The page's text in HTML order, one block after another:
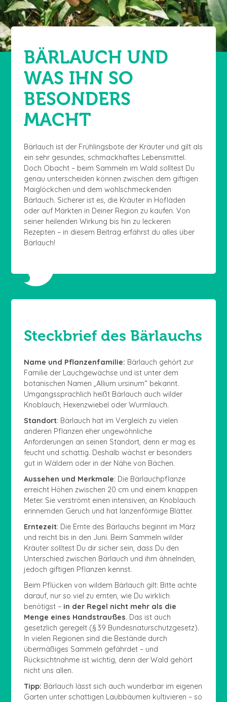
BÄRLAUCH UND
WAS IHN SO
BESONDERS
MACHT
Bärlauch ist der Frühlingsbote der Kräuter und gilt als
ein sehr gesundes, schmackhaftes Lebensmittel.
Doch Obacht – beim Sammeln im Wald solltest Du
genau unterscheiden können zwischen dem giftigen
Maiglöckchen und dem wohlschmeckenden
Bärlauch. Sicherer ist es, die Kräuter in Hofläden
oder auf Märkten in Deiner Region zu kaufen. Von
seiner heilenden Wirkung bis hin zu leckeren
Rezepten – in diesem Beitrag erfährst du alles über
Bärlauch!
Steckbrief des Bärlauchs
Name und Pflanzenfamilie: Bärlauch gehört zur
Familie der Lauchgewächse und ist unter dem
botanischen Namen „Allium ursinum“ bekannt.
Umgangssprachlich heißt Bärlauch auch wilder
Knoblauch, Hexenzwiebel oder Wurmlauch.
Standort: Bärlauch hat im Vergleich zu vielen
anderen Pflanzen eher ungewöhnliche
Anforderungen an seinen Standort, denn er mag es
feucht und schattig. Deshalb wächst er besonders
gut in Wäldern oder in der Nähe von Bächen.
Aussehen und Merkmale: Die Bärlauchpflanze
erreicht Höhen zwischen 20 cm und einem knappen
Meter. Sie verströmt einen intensiven, an Knoblauch
erinnernden Geruch und hat lanzenförmige Blätter.
Erntezeit: Die Ernte des Bärlauchs beginnt im März
und reicht bis in den Juni. Beim Sammeln wilder
Kräuter solltest Du dir sicher sein, dass Du den
Unterschied zwischen Bärlauch und ihm ähnelnden,
jedoch giftigen Pflanzen kennst.
Beim Pflücken von wildem Bärlauch gilt: Bitte achte
darauf, nur so viel zu ernten, wie Du wirklich
benötigst – in der Regel nicht mehr als die
Menge eines Handstraußes. Das ist auch
gesetzlich geregelt (§ 39 Bundesnaturschutzgesetz).
In vielen Regionen sind die Bestände durch
übermäßiges Sammeln gefährdet – und
Rücksichtnahme ist wichtig, denn der Wald gehört
nicht uns allen.
Tipp: Bärlauch lässt sich auch wunderbar im eigenen
Garten unter schattigen Laubbäumen kultivieren – so